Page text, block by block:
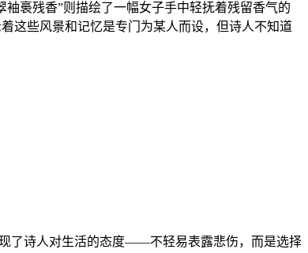
裛残香”则描绘了一幅女子手中轻抚着残留香气的
这些风景和记忆是专门为某人而设，但诗人不知道
了诗人对生活的态度——不轻易表露悲伤，而是选择